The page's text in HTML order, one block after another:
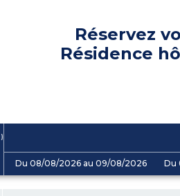
Réservez
Résidence
)
Du 08/08/2026 au 09/08/2026 Du